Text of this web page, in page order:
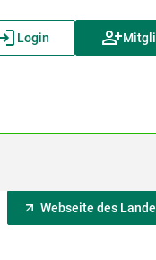
Login
Webseite des